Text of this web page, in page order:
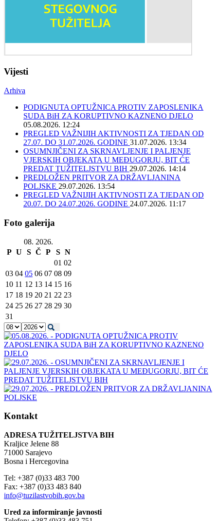
Vijesti
Arhiva
PODIGNUTA OPTUŽNICA PROTIV ZAPOSLENIKA
SUDA BiH ZA KORUPTIVNO KAZNENO DJELO
05.08.2026. 12:24
PREGLED VAŽNIJIH AKTIVNOSTI ZA TJEDAN OD
27.07. DO 31.07.2026. GODINE 31.07.2026. 13:34
OSUMNJIČENI ZA SKRNAVLJENJE I PALJENJE
VJERSKIH OBJEKATA U MEĐUGORJU, BIT ĆE
PREDAT TUŽITELJSTVU BIH 29.07.2026. 14:14
PREDLOŽEN PRITVOR ZA DRŽAVLJANINA
POLJSKE 29.07.2026. 13:54
PREGLED VAŽNIJIH AKTIVNOSTI ZA TJEDAN OD
20.07. DO 24.07.2026. GODINE 24.07.2026. 11:17
Foto galerija
08. 2026.
P U S Č P S N
01 02
03 04 05 06 07 08 09
10 11 12 13 14 15 16
17 18 19 20 21 22 23
24 25 26 27 28 29 30
31
Kontakt
ADRESA TUŽITELJSTVA BIH
Kraljice Jelene 88
71000 Sarajevo
Bosna i Hercegovina
Tel: +387 (0)33 483 700
Fax: +387 (0)33 483 840
info@tuzilastvobih.gov.ba
Ured za informiranje javnosti